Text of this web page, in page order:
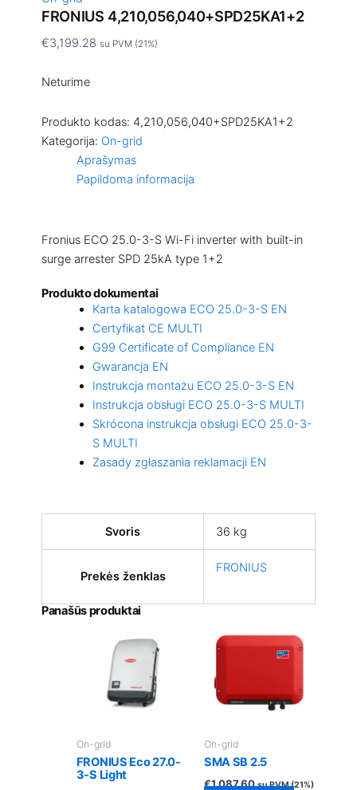
FRONIUS 4,210,056,040+SPD25KA1+2
€3,199.28 su PVM (21%)
Neturime
Produkto kodas: 4,210,056,040+SPD25KA1+2
Kategorija: On-grid
Aprašymas
Papildoma informacija
Fronius ECO 25.0-3-S Wi-Fi inverter with built-in
surge arrester SPD 25kA type 1+2
Produkto dokumentai
Karta katalogowa ECO 25.0-3-S EN
Certyfikat CE MULTI
G99 Certificate of Compliance EN
Gwarancja EN
Instrukcja montażu ECO 25.0-3-S EN
Instrukcja obsługi ECO 25.0-3-S MULTI
Skrócona instrukcja obsługi ECO 25.0-3-
S MULTI
Zasady zgłaszania reklamacji EN
Svoris 36 kg
Prekės ženklas
FRONIUS
Panašūs produktai
On-grid
FRONIUS Eco 27.0-
3-S Light
On-grid
SMA SB 2.5
€1,087.60 su PVM (21%)